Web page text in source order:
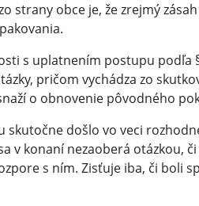
strany obce je, že zrejmý
s uplatnením postupu podľa
pričom vychádza zo
o obnovenie pôvodného
skutočne došlo vo veci
v konaní nezaoberá otázkou, či
s ním. Zisťuje iba, či boli